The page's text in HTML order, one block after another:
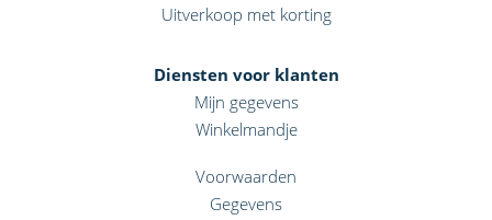
Uitverkoop met korting
Diensten voor klanten
Mijn gegevens
Winkelmandje
Voorwaarden
Gegevens